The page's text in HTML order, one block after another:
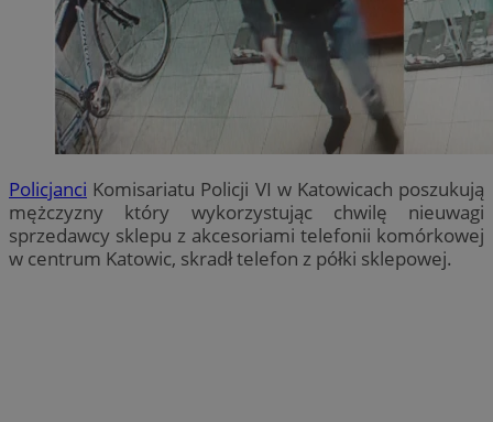
Policjanci Komisariatu Policji VI w Katowicach poszukują
mężczyzny który wykorzystując chwilę nieuwagi
sprzedawcy sklepu z akcesoriami telefonii komórkowej
w centrum Katowic, skradł telefon z półki sklepowej.